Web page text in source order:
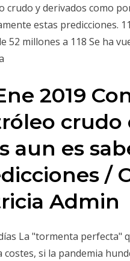
crudo y derivados como
estas predicciones.
52 millones a 118 Se ha
2019
crudo
aun es
/
Admin
La "tormenta perfecta"
costes, si la pandemia